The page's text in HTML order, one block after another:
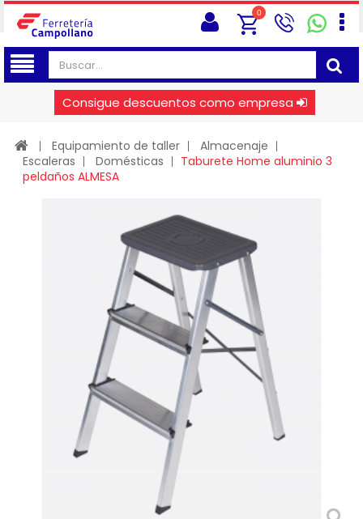
0
Consigue descuentos como empresa
Equipamiento de taller
Almacenaje
Escaleras
Domésticas
Taburete Home aluminio 3
peldaños ALMESA